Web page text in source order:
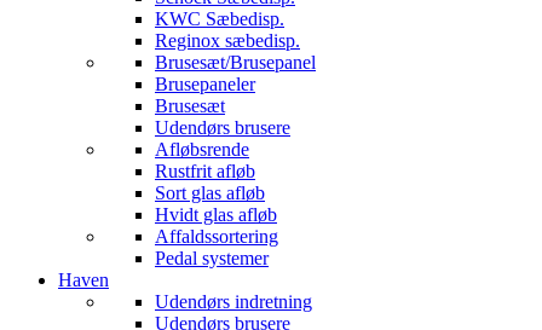
KWC Sæbedisp.
Reginox sæbedisp.
Brusesæt/Brusepanel
Brusepaneler
Brusesæt
Udendørs brusere
Afløbsrende
Rustfrit afløb
Sort glas afløb
Hvidt glas afløb
Affaldssortering
Pedal systemer
Haven
Udendørs indretning
Udendørs brusere